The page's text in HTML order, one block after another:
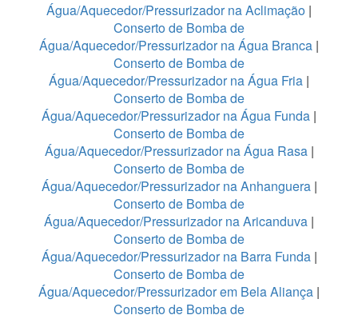
Água/Aquecedor/Pressurizador na Aclimação |
Conserto de Bomba de
Água/Aquecedor/Pressurizador na Água Branca |
Conserto de Bomba de
Água/Aquecedor/Pressurizador na Água Fria |
Conserto de Bomba de
Água/Aquecedor/Pressurizador na Água Funda |
Conserto de Bomba de
Água/Aquecedor/Pressurizador na Água Rasa |
Conserto de Bomba de
Água/Aquecedor/Pressurizador na Anhanguera|
Conserto de Bomba de
Água/Aquecedor/Pressurizador na Aricanduva |
Conserto de Bomba de
Água/Aquecedor/Pressurizador na Barra Funda |
Conserto de Bomba de
Água/Aquecedor/Pressurizador em Bela Aliança |
Conserto de Bomba de